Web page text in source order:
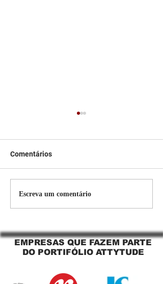
Persiana Rolo Tela Solar:
O Segredo para uma
Comentários
Escreva um comentário
EMPRESAS QUE FAZEM PARTE
DO PORTIFÓLIO ATTYTUDE